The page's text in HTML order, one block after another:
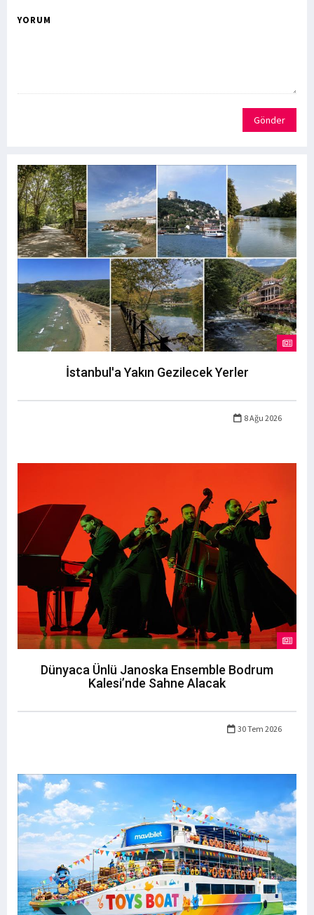
YORUM
Gönder
İstanbul'a Yakın Gezilecek Yerler
8 Ağu 2026
Dünyaca Ünlü Janoska Ensemble Bodrum
Kalesi’nde Sahne Alacak
30 Tem 2026